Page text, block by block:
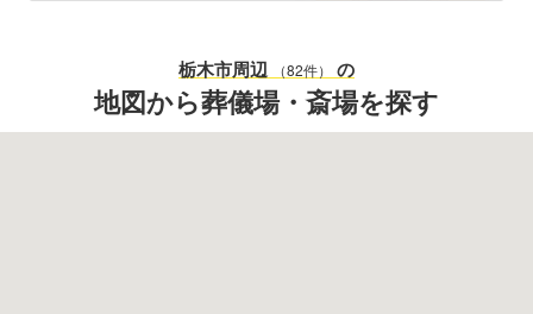
栃木市周辺 （82件） の
地図から葬儀場・斎場を探す